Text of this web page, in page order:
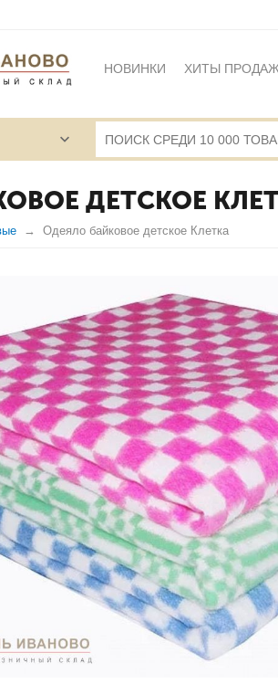
НОВИНКИ ХИТЫ ПРОДАЖ
ПУБЛИЧНАЯ ОФЕРТА
ДЕТСКОЕ
Одеяло байковое детское Клетка